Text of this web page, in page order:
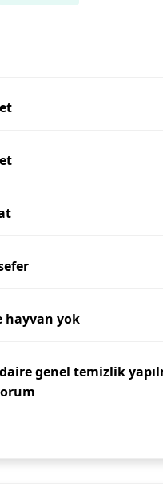
hayvan yok
genel temizlik